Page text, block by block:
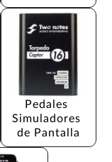
Pedales
Simuladores
de Pantalla